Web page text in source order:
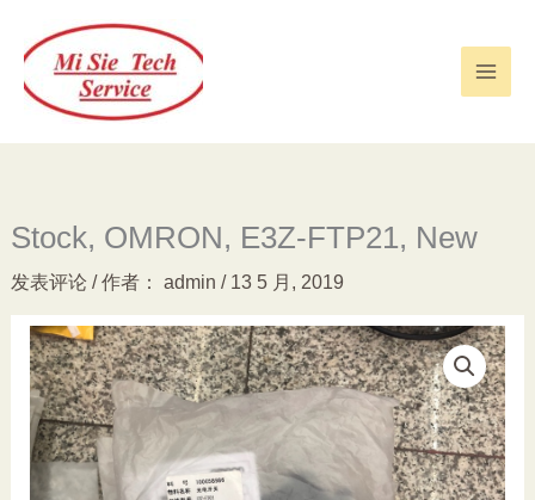
Stock, OMRON, E3Z-FTP21, New
发表评论 / 作者： admin / 13 5 月, 2019